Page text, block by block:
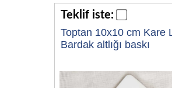
Teklif iste:
Toptan 10x10 cm Kare
Bardak altlığı baskı